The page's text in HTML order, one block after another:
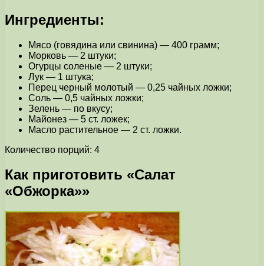
Ингредиенты:
Мясо (говядина или свинина) — 400 грамм;
Морковь — 2 штуки;
Огурцы соленые — 2 штуки;
Лук — 1 штука;
Перец черный молотый — 0,25 чайных ложки;
Соль — 0,5 чайных ложки;
Зелень — по вкусу;
Майонез — 5 ст. ложек;
Масло растительное — 2 ст. ложки.
Количество порций: 4
Как приготовить «Салат
«Обжорка»»